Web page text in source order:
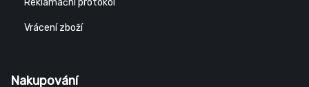
Vrácení zboží
Nakupování